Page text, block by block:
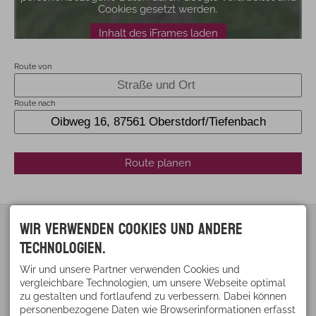
Cookies gesetzt werden.
Inhalt des iFrames laden
Route von
Route nach
Route planen
KONTAKT
Cornelia Alt
Oibweg 16
Tiefenbach
DEUTSCHLAND
Tel. +49 8322 5443
Fax +49 8322 987 16 60
BEI UNS FINDEN SIE ...
Klares Wasser - Reine
Luft
Urlaub auf dem
Bauernhof
Kinder sind herzlich
Wir verwenden Cookies und andere
Technologien.
Wir und unsere Partner verwenden Cookies und
vergleichbare Technologien, um unsere Webseite optimal
zu gestalten und fortlaufend zu verbessern. Dabei können
personenbezogene Daten wie Browserinformationen erfasst